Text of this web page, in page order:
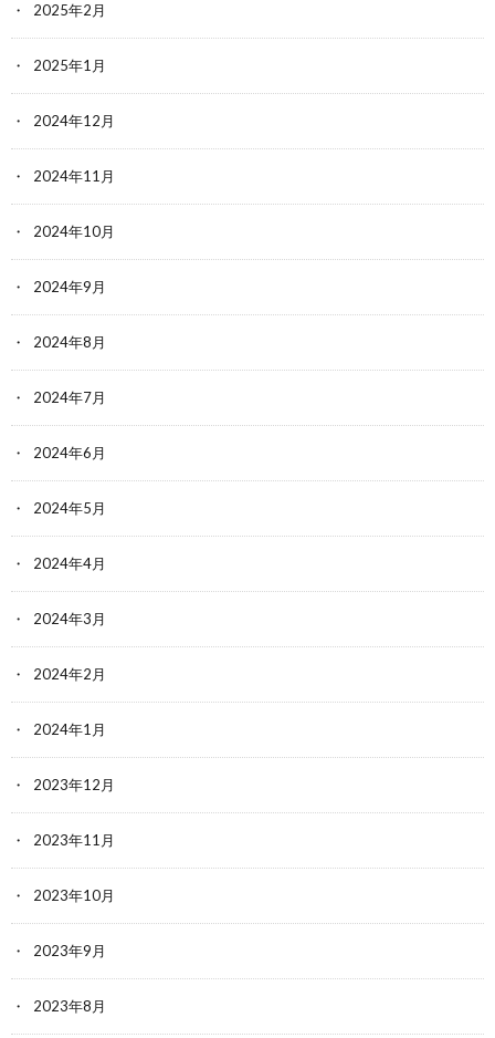
2025年2月
2025年1月
2024年12月
2024年11月
2024年10月
2024年9月
2024年8月
2024年7月
2024年6月
2024年5月
2024年4月
2024年3月
2024年2月
2024年1月
2023年12月
2023年11月
2023年10月
2023年9月
2023年8月